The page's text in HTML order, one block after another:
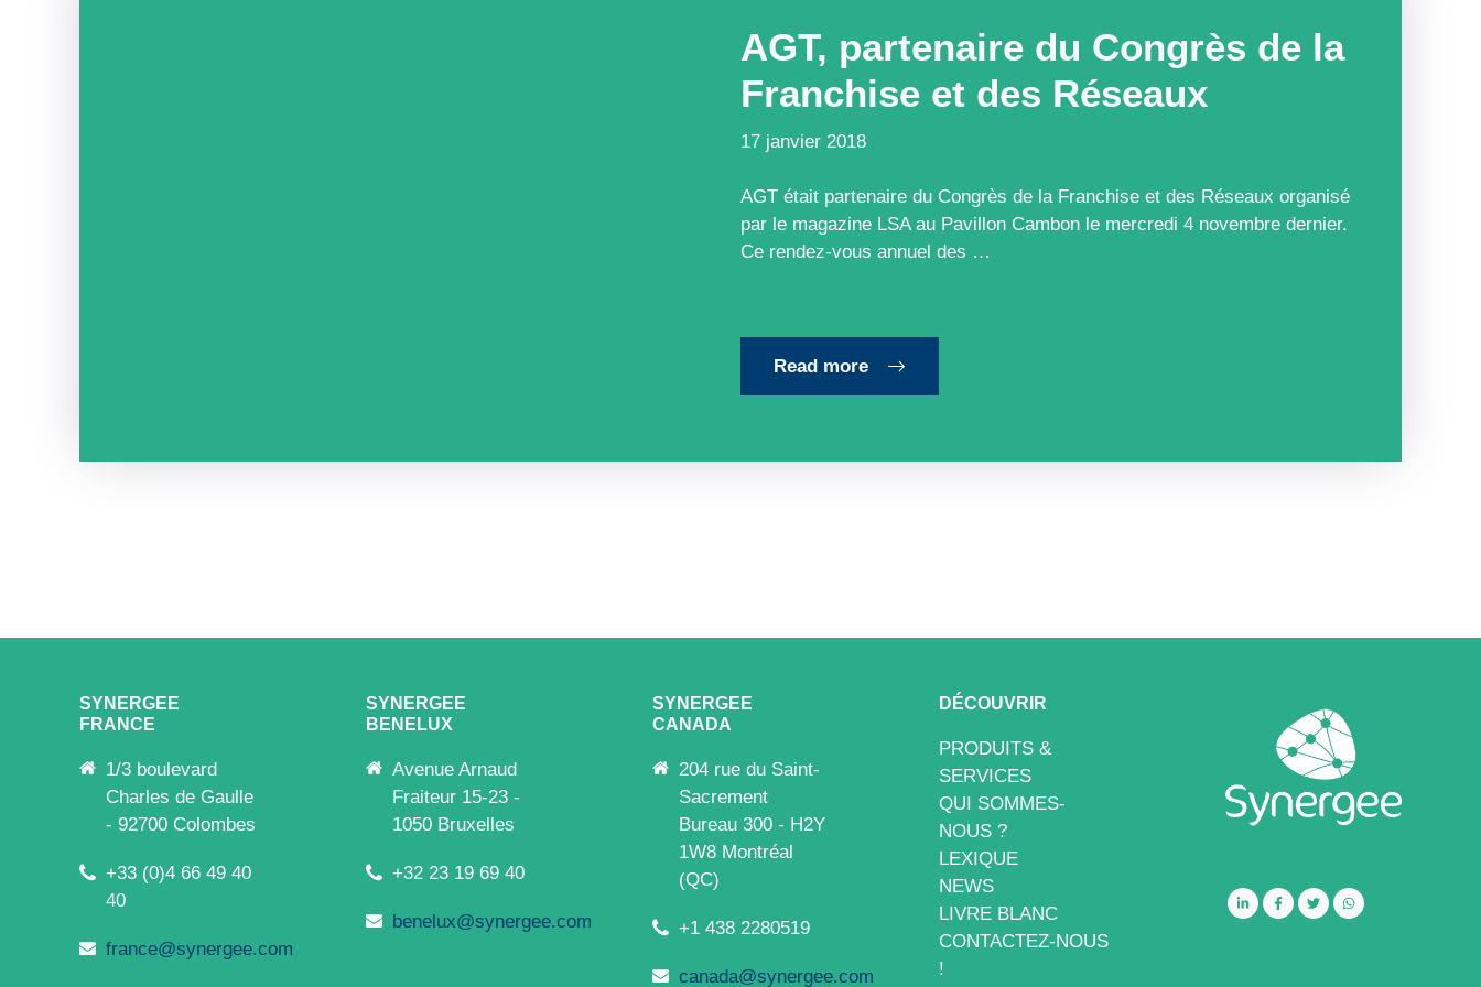
AGT, partenaire du Congrès de la
Franchise et des Réseaux
17 janvier 2018
AGT était partenaire du Congrès de la Franchise et des Réseaux organisé
par le magazine LSA au Pavillon Cambon le mercredi 4 novembre dernier.
Ce rendez-vous annuel des …
Read more
SYNERGEE
FRANCE
1/3 boulevard
Charles de Gaulle
- 92700 Colombes
+33 (0)4 66 49 40
40
france@synergee.com
SYNERGEE
BENELUX
Avenue Arnaud
Fraiteur 15-23 -
1050 Bruxelles
+32 23 19 69 40
benelux@synergee.com
SYNERGEE
CANADA
204 rue du Saint-
Sacrement
Bureau 300 - H2Y
1W8 Montréal
(QC)
+1 438 2280519
canada@synergee.com
DÉCOUVRIR
PRODUITS &
SERVICES
QUI SOMMES-
NOUS ?
LEXIQUE
NEWS
LIVRE BLANC
CONTACTEZ-NOUS
!